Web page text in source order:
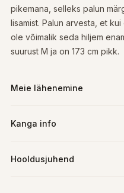
pikemana, selleks palun
lisamist. Palun arvesta, et
ole võimalik seda hiljem
suurust M ja on 173 cm pikk.
Meie lähenemine
Kanga info
Hooldusjuhend